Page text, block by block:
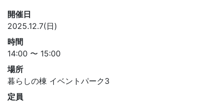
開催日
2025.12.7(日)
時間
14:00 〜 15:00
場所
暮らしの棟 イベントパーク3
定員